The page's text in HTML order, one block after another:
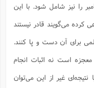
را نیز شامل شود. با این
می‌گویند قادر نیستند
برای آن دست و پا کنند.
است نه اثبات انجام
غیر از این می‌توان